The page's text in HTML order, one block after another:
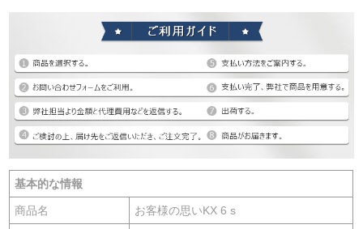
基本的な情報
商品名 お客様の思いKX 6 s